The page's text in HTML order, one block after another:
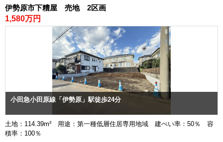
伊勢原市下糟屋 売地 2区画
1,580万円
小田急小田原線「伊勢原」駅徒歩24分
土地：114.39m² 用途：第一種低層住居専用地域 建ぺい率：50％ 容
積率：100％